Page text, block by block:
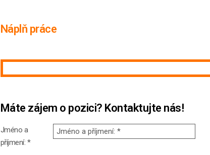
Náplň práce
Máte zájem o pozici? Kontaktujte nás!
Jméno a
příjmení: *